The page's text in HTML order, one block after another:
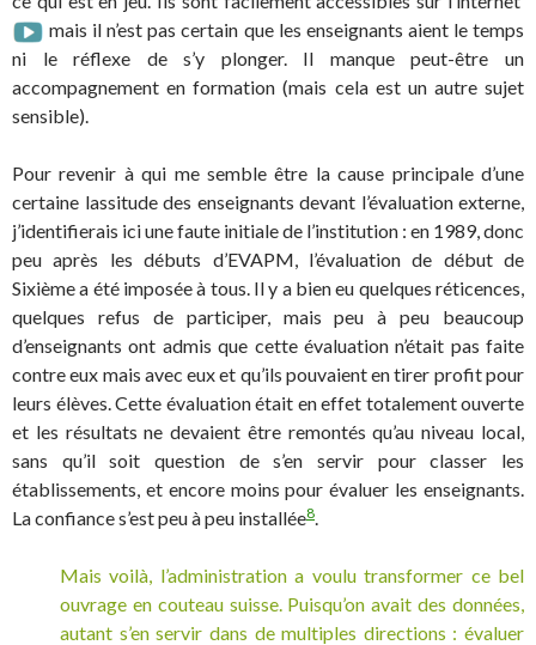
mais il n’est pas certain que les enseignants aient le temps
ni le réflexe de s’y plonger. Il manque peut-être un
accompagnement en formation (mais cela est un autre sujet
sensible).
Pour revenir à qui me semble être la cause principale d’une
certaine lassitude des enseignants devant l’évaluation externe,
j’identifierais ici une faute initiale de l’institution : en 1989, donc
peu après les débuts d’EVAPM, l’évaluation de début de
Sixième a été imposée à tous. Il y a bien eu quelques réticences,
quelques refus de participer, mais peu à peu beaucoup
d’enseignants ont admis que cette évaluation n’était pas faite
contre eux mais avec eux et qu’ils pouvaient en tirer profit pour
leurs élèves. Cette évaluation était en effet totalement ouverte
et les résultats ne devaient être remontés qu’au niveau local,
sans qu’il soit question de s’en servir pour classer les
établissements, et encore moins pour évaluer les enseignants.
La confiance s’est peu à peu installée8.
Mais voilà, l’administration a voulu transformer ce bel
ouvrage en couteau suisse. Puisqu’on avait des données,
autant s’en servir dans de multiples directions : évaluer